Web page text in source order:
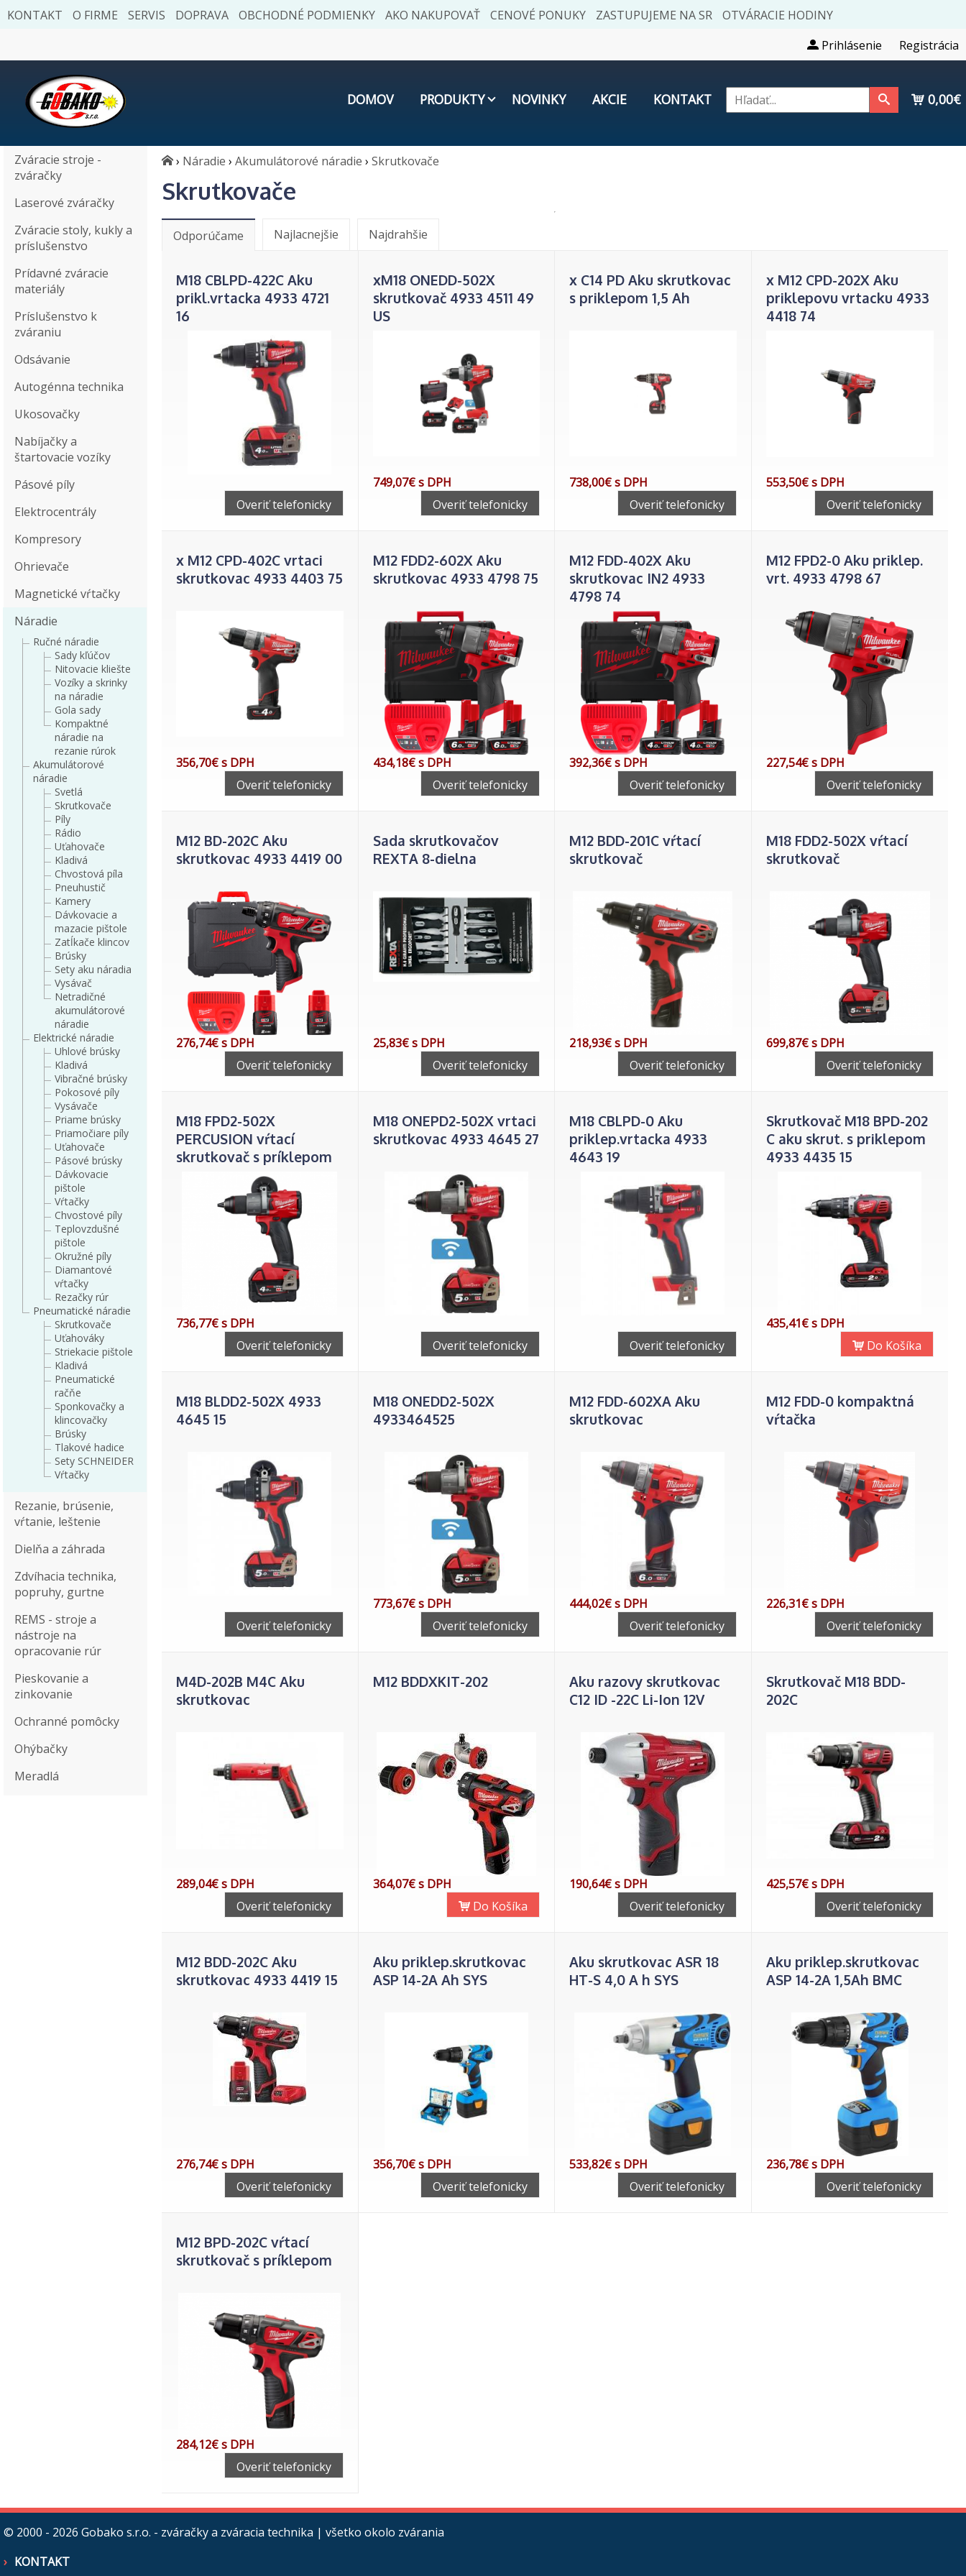
KONTAKT O FIRME SERVIS DOPRAVA OBCHODNÉ PODMIENKY AKO NAKUPOVAŤ CENOVÉ PONUKY ZASTUPUJEME NA SR
OTVÁRACIE HODINY
Prihlásenie
Registrácia
DOMOV PRODUKTY NOVINKY AKCIE KONTAKT 0,00€
Zváracie stroje -
zváračky
Laserové zváračky
Zváracie stoly, kukly a
príslušenstvo
Prídavné zváracie
materiály
Príslušenstvo k
zváraniu
Odsávanie
Autogénna technika
Ukosovačky
Nabíjačky a
štartovacie vozíky
Pásové píly
Elektrocentrály
Kompresory
Ohrievače
Magnetické vŕtačky
Náradie
Ručné náradie
Sady kľúčov
Nitovacie kliešte
Vozíky a skrinky
na náradie
Gola sady
Kompaktné
náradie na
rezanie rúrok
Akumulátorové
náradie
Svetlá
Skrutkovače
Píly
Rádio
Uťahovače
Kladivá
Chvostová píla
Pneuhustič
Kamery
Dávkovacie a
mazacie pištole
Zatĺkače klincov
Brúsky
Sety aku náradia
Vysávač
Netradičné
akumulátorové
náradie
Elektrické náradie
Uhlové brúsky
Kladivá
Vibračné brúsky
Pokosové píly
Vysávače
Priame brúsky
Priamočiare píly
Uťahovače
Pásové brúsky
Dávkovacie
pištole
Vŕtačky
Chvostové píly
Teplovzdušné
pištole
Okružné píly
Diamantové
vŕtačky
Rezačky rúr
Pneumatické náradie
Skrutkovače
Uťahováky
Striekacie pištole
Kladivá
Pneumatické
račňe
Sponkovačky a
klincovačky
Brúsky
Tlakové hadice
Sety SCHNEIDER
Vŕtačky
Rezanie, brúsenie,
vŕtanie, leštenie
Dielňa a záhrada
Zdvíhacia technika,
popruhy, gurtne
REMS - stroje a
nástroje na
opracovanie rúr
Pieskovanie a
zinkovanie
Ochranné pomôcky
Ohýbačky
Meradlá
› Náradie › Akumulátorové náradie › Skrutkovače
Skrutkovače
Odporúčame Najlacnejšie Najdrahšie
M18 CBLPD-422C Aku
prikl.vrtacka 4933 4721
16
Overiť telefonicky
xM18 ONEDD-502X
skrutkovač 4933 4511 49
US
749,07€ s DPH
Overiť telefonicky
x C14 PD Aku skrutkovac
s priklepom 1,5 Ah
738,00€ s DPH
Overiť telefonicky
x M12 CPD-202X Aku
priklepovu vrtacku 4933
4418 74
553,50€ s DPH
Overiť telefonicky
x M12 CPD-402C vrtaci
skrutkovac 4933 4403 75
356,70€ s DPH
Overiť telefonicky
M12 FDD2-602X Aku
skrutkovac 4933 4798 75
434,18€ s DPH
Overiť telefonicky
M12 FDD-402X Aku
skrutkovac IN2 4933
4798 74
392,36€ s DPH
Overiť telefonicky
M12 FPD2-0 Aku priklep.
vrt. 4933 4798 67
227,54€ s DPH
Overiť telefonicky
M12 BD-202C Aku
skrutkovac 4933 4419 00
276,74€ s DPH
Overiť telefonicky
Sada skrutkovačov
REXTA 8-dielna
25,83€ s DPH
Overiť telefonicky
M12 BDD-201C vŕtací
skrutkovač
218,93€ s DPH
Overiť telefonicky
M18 FDD2-502X vŕtací
skrutkovač
699,87€ s DPH
Overiť telefonicky
M18 FPD2-502X
PERCUSION vŕtací
skrutkovač s príklepom
736,77€ s DPH
Overiť telefonicky
M18 ONEPD2-502X vrtaci
skrutkovac 4933 4645 27
Overiť telefonicky
M18 CBLPD-0 Aku
priklep.vrtacka 4933
4643 19
Overiť telefonicky
Skrutkovač M18 BPD-202
C aku skrut. s priklepom
4933 4435 15
435,41€ s DPH
Do Košíka
M18 BLDD2-502X 4933
4645 15
Overiť telefonicky
M18 ONEDD2-502X
4933464525
773,67€ s DPH
Overiť telefonicky
M12 FDD-602XA Aku
skrutkovac
444,02€ s DPH
Overiť telefonicky
M12 FDD-0 kompaktná
vŕtačka
226,31€ s DPH
Overiť telefonicky
M4D-202B M4C Aku
skrutkovac
289,04€ s DPH
Overiť telefonicky
M12 BDDXKIT-202
364,07€ s DPH
Do Košíka
Aku razovy skrutkovac
C12 ID -22C Li-Ion 12V
190,64€ s DPH
Overiť telefonicky
Skrutkovač M18 BDD-
202C
425,57€ s DPH
Overiť telefonicky
M12 BDD-202C Aku
skrutkovac 4933 4419 15
276,74€ s DPH
Overiť telefonicky
Aku priklep.skrutkovac
ASP 14-2A Ah SYS
356,70€ s DPH
Overiť telefonicky
Aku skrutkovac ASR 18
HT-S 4,0 A h SYS
533,82€ s DPH
Overiť telefonicky
Aku priklep.skrutkovac
ASP 14-2A 1,5Ah BMC
236,78€ s DPH
Overiť telefonicky
M12 BPD-202C vŕtací
skrutkovač s príklepom
284,12€ s DPH
Overiť telefonicky
© 2000 - 2026 Gobako s.r.o. - zváračky a zváracia technika | všetko okolo zvárania
KONTAKT